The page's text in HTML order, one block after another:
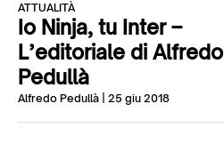
ATTUALITÀ
Io Ninja, tu Inter –
L’editoriale di Alfredo
Pedullà
Alfredo Pedullà | 25 giu 2018